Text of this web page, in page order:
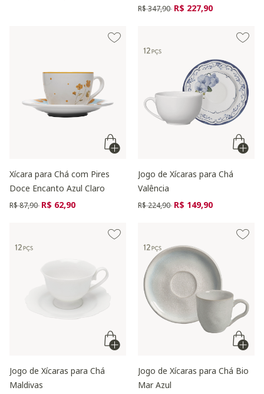
Preço reduzido de
R$ 347,90 para
R$ 227,90
Xícara para Chá com Pires
Doce Encanto Azul Claro
Preço reduzido de
R$ 87,90 para
R$ 62,90
Jogo de Xícaras para Chá
Valência
Preço reduzido de
R$ 224,90 para
R$ 149,90
Jogo de Xícaras para Chá
Maldivas
Jogo de Xícaras para Chá Bio
Mar Azul